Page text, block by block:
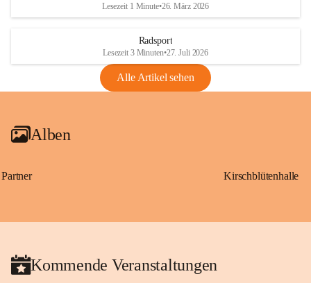
1 Seite•1,4 MB
VBl. EU Nr. 18_2026
Lesezeit 1 Minute•26. März 2026
Radsport
Lesezeit 3 Minuten•27. Juli 2026
Alle Artikel sehen
Alben
Partner Kirschblütenhalle
Kommende Veranstaltungen